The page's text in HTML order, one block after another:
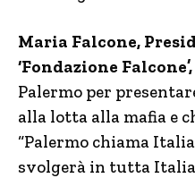
Maria Falcone,
‘Fondazione Falcone’,
Palermo per
alla lotta alla mafia e
“Palermo chiama
svolgerà in tutta Italia